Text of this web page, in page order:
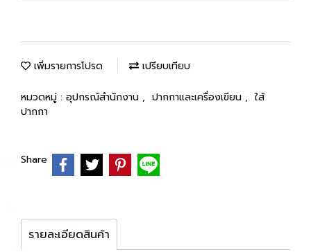
เพิ่มรายการโปรด เปรียบเทียบ
หมวดหมู่ : อุปกรณ์สำนักงาน , ปากกาและเครื่องเขียน , ใส้
ปากกา
Share
รายละเอียดสินค้า